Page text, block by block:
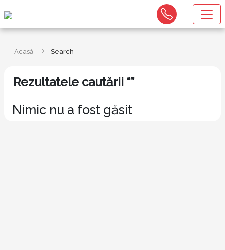
Acasă Search
Rezultatele cautării “”
Nimic nu a fost găsit